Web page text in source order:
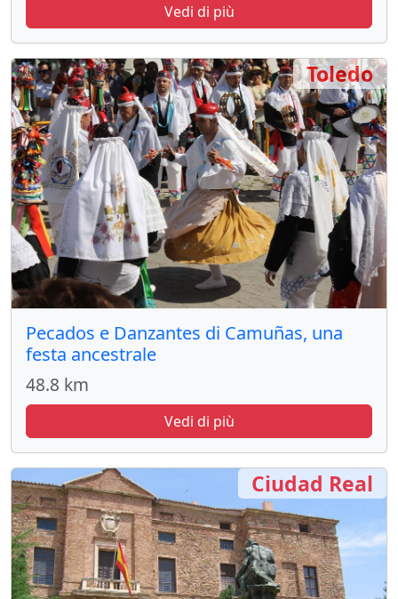
Vedi di più
Pecados e Danzantes di Camuñas, una
festa ancestrale
48.8 km
Vedi di più
Toledo
Ciudad Real